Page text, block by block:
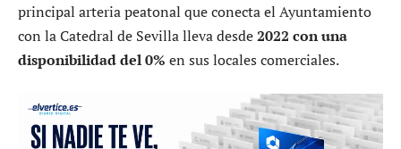
principal arteria peatonal que conecta el Ayuntamiento
con la Catedral de Sevilla lleva desde2022 con una
disponibilidad del 0% en sus locales comerciales.